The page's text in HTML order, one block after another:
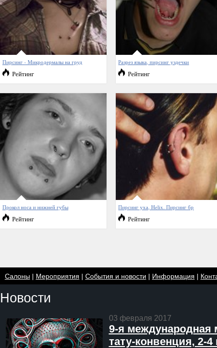
Пирсинг - Микродермалы на груд
Рейтинг
Разрез языка, пирсинг уздечки
Рейтинг
Прокол носа и нижней губы
Рейтинг
Пирсинг уха, Helix. Пирсинг бр
Рейтинг
Салоны| Мероприятия | События и новости | Информация |
Новости
03 февраля 2017
9-я международная
тату-конвенция, 2-